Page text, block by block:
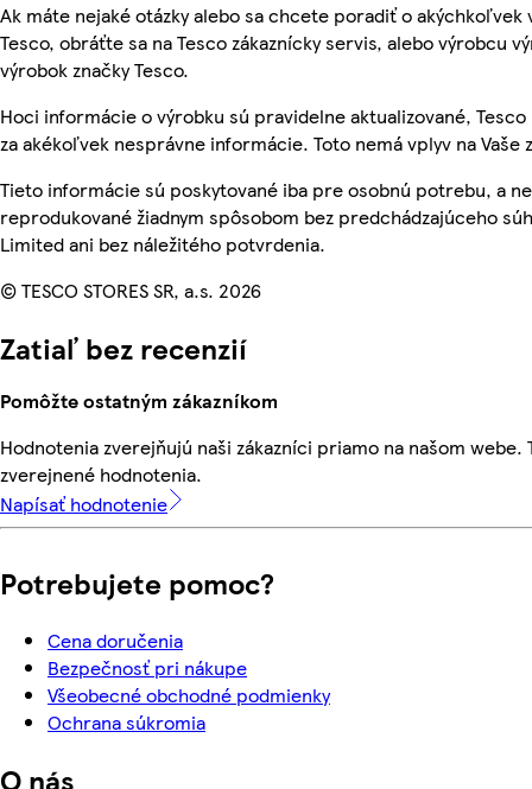
Ak máte nejaké otázky alebo sa chcete poradiť o akýchkoľvek
Tesco, obráťte sa na Tesco zákaznícky servis, alebo výrobcu
výrobok značky Tesco.
Hoci informácie o výrobku sú pravidelne aktualizované,
za akékoľvek nesprávne informácie. Toto nemá vplyv na Vaše
Tieto informácie sú poskytované iba pre osobnú potrebu, a
reprodukované žiadnym spôsobom bez predchádzajúceho
Limited ani bez náležitého potvrdenia.
© TESCO STORES SR, a.s. 2026
Zatiaľ bez recenzií
Pomôžte ostatným zákazníkom
Hodnotenia zverejňujú naši zákazníci priamo na našom webe.
zverejnené hodnotenia.
Napísať hodnotenie
Potrebujete pomoc?
Cena doručenia
Bezpečnosť pri nákupe
Všeobecné obchodné podmienky
Ochrana súkromia
O nás